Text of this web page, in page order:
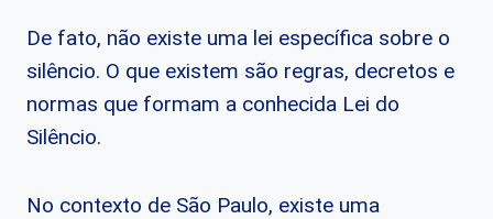
De fato, não existe uma lei específica sobre o
silêncio. O que existem são regras, decretos e
normas que formam a conhecida Lei do
Silêncio.
No contexto de São Paulo, existe uma